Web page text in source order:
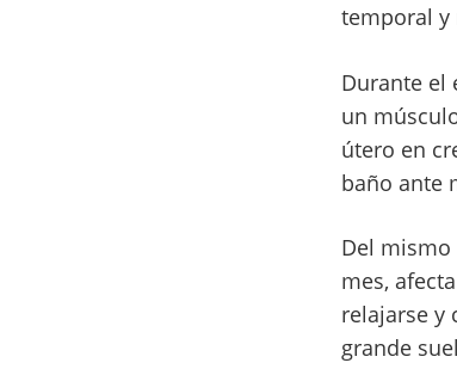
temporal y
Durante el
un
útero en
baño ante
Del
mes,
relajarse y
grande